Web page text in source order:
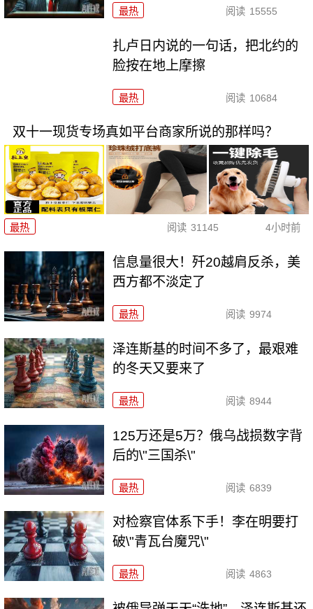
最热 阅读 15555
扎卢日内说的一句话，把北约的
脸按在地上摩擦
最热 阅读 10684
双十一现货专场真如平台商家所说的那样吗？
最热 阅读 31145 4小时前
信息量很大！歼20越肩反杀，美
西方都不淡定了
最热 阅读 9974
泽连斯基的时间不多了，最艰难
的冬天又要来了
最热 阅读 8944
125万还是5万？俄乌战损数字背
后的\"三国杀\"
最热 阅读 6839
对检察官体系下手！李在明要打
破\"青瓦台魔咒\"
最热 阅读 4863